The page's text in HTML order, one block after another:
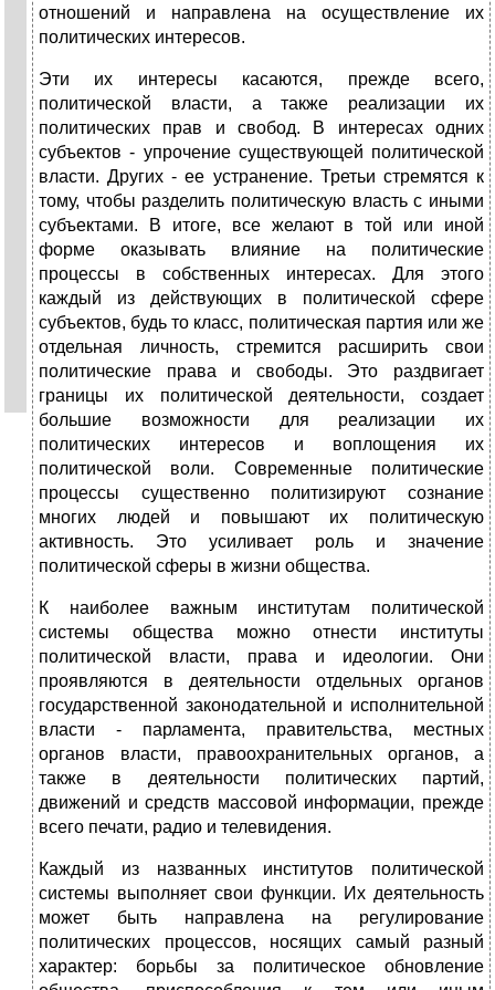
отношений и направлена на осуществление их
политических интересов.
Эти их интересы касаются, прежде всего,
политической власти, а также реализации их
политических прав и свобод. В интересах одних
субъектов - упрочение существующей политической
власти. Других - ее устранение. Третьи стремятся к
тому, чтобы разделить политическую власть с иными
субъектами. В итоге, все желают в той или иной
форме оказывать влияние на политические
процессы в собственных интересах. Для этого
каждый из действующих в политической сфере
субъектов, будь то класс, политическая партия или же
отдельная личность, стремится расширить свои
политические права и свободы. Это раздвигает
границы их политической деятельности, создает
большие возможности для реализации их
политических интересов и воплощения их
политической воли. Современные политические
процессы существенно политизируют сознание
многих людей и повышают их политическую
активность. Это усиливает роль и значение
политической сферы в жизни общества.
К наиболее важным институтам политической
системы общества можно отнести институты
политической власти, права и идеологии. Они
проявляются в деятельности отдельных органов
государственной законодательной и исполнительной
власти - парламента, правительства, местных
органов власти, правоохранительных органов, а
также в деятельности политических партий,
движений и средств массовой информации, прежде
всего печати, радио и телевидения.
Каждый из названных институтов политической
системы выполняет свои функции. Их деятельность
может быть направлена на регулирование
политических процессов, носящих самый разный
характер: борьбы за политическое обновление